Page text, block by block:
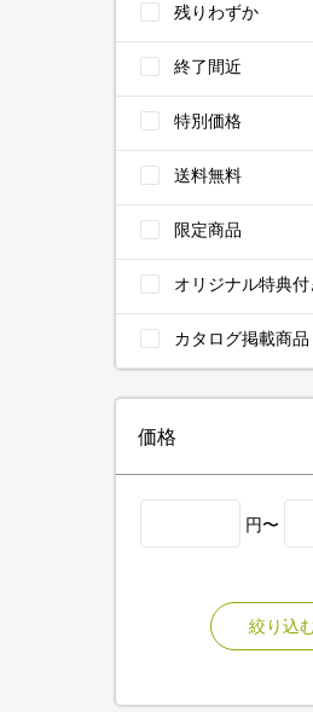
残りわずか
終了間近
特別価格
送料無料
限定商品
オリジナル特典付
カタログ掲載商品
価格
円〜
絞り込